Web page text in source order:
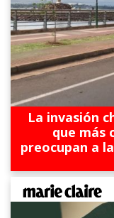
La invasión
que más
preocupan a